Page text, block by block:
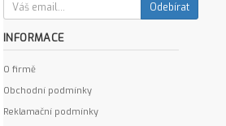
Odebírat
INFORMACE
O firmě
Obchodní podmínky
Reklamační podmínky